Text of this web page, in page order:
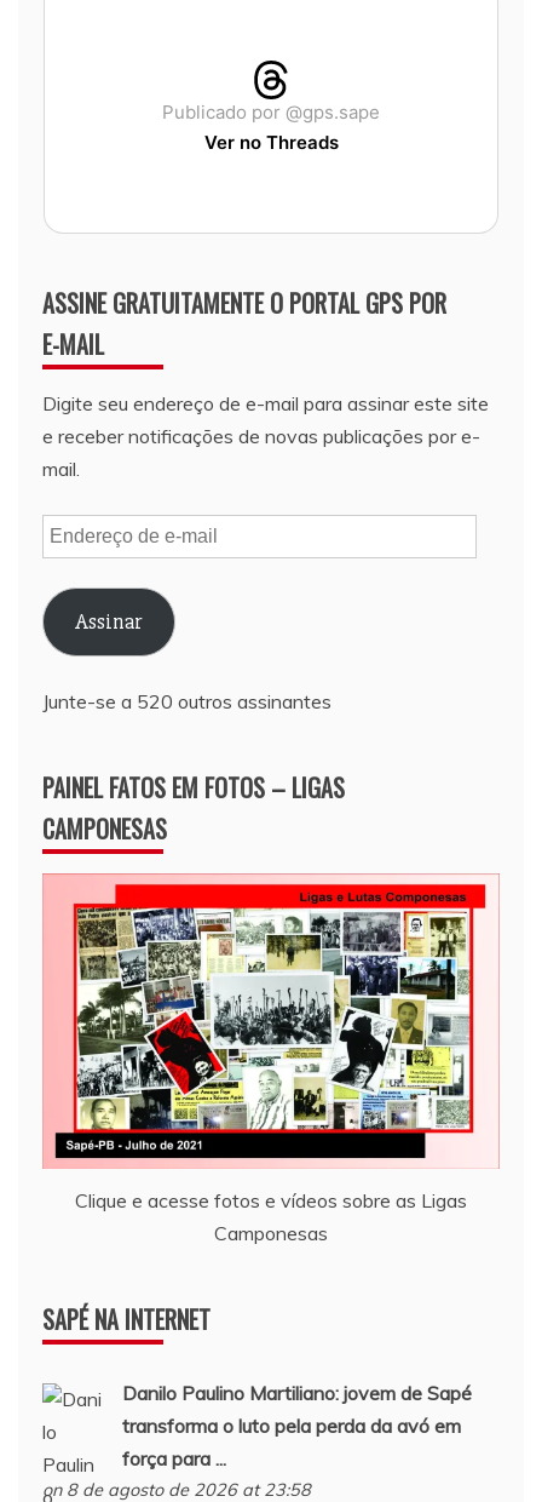
Publicado por @gps.sape
Ver no Threads
ASSINE GRATUITAMENTE O PORTAL GPS POR
E-MAIL
Digite seu endereço de e-mail para assinar este site
e receber notificações de novas publicações por e-
mail.
Endereço
de
e-
mail Assinar
Junte-se a 520 outros assinantes
PAINEL FATOS EM FOTOS – LIGAS
CAMPONESAS
Clique e acesse fotos e vídeos sobre as Ligas
Camponesas
SAPÉ NA INTERNET
Danilo Paulino Martiliano: jovem de Sapé
transforma o luto pela perda da avó em
força para ...
on 8 de agosto de 2026 at 23:58